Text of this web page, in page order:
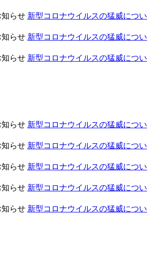
新型コロナウイルスの猛威につい
新型コロナウイルスの猛威につい
新型コロナウイルスの猛威につい
新型コロナウイルスの猛威につい
新型コロナウイルスの猛威につい
新型コロナウイルスの猛威につい
新型コロナウイルスの猛威につい
新型コロナウイルスの猛威につい